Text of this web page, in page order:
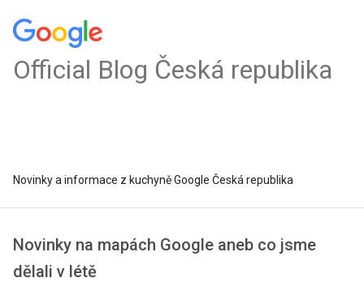
Official Blog Česká republika
Novinky a informace z kuchyně Google Česká republika
Novinky na mapách Google aneb co jsme
dělali v létě